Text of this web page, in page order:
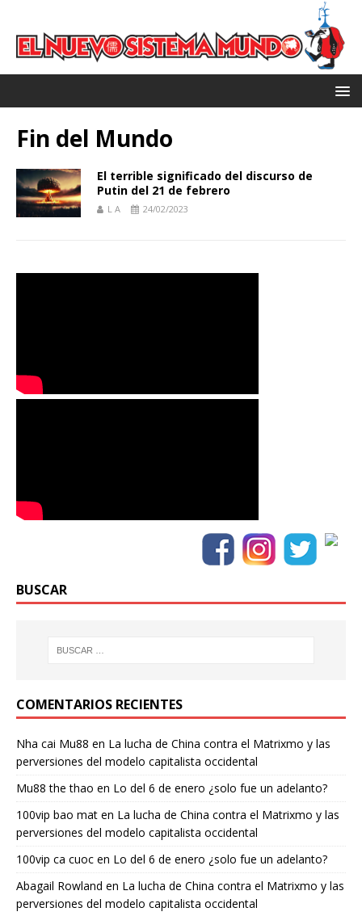
Fin del Mundo
El terrible significado del discurso de
Putin del 21 de febrero
L A 24/02/2023
BUSCAR
COMENTARIOS RECIENTES
Nha cai Mu88 en La lucha de China contra el Matrixmo y las
perversiones del modelo capitalista occidental
Mu88 the thao en Lo del 6 de enero ¿solo fue un adelanto?
100vip bao mat en La lucha de China contra el Matrixmo y las
perversiones del modelo capitalista occidental
100vip ca cuoc en Lo del 6 de enero ¿solo fue un adelanto?
Abagail Rowland en La lucha de China contra el Matrixmo y las
perversiones del modelo capitalista occidental